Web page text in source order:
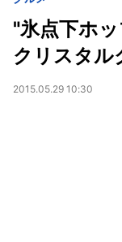
"氷点下ホ
クリスタル
2015.05.29 10:30